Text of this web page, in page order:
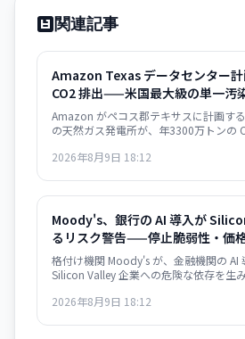
関連記事
Amazon Texas データセンター
CO2 排出——米国最大級の単一汚
Amazon がペコス郡テキサスに計画す
の天然ガス発電所が、年3300万トンの
急速拡大が環境目標と深刻に矛盾する局
2026年8月9日 18:12
Moody's、銀行の AI 導入が
るリスク警告——停止脆弱性・価
格付け機関 Moody's が、金融機関の AI
Silicon Valley 企業への危険な依存を生
形成されつつあり、金融システムのリス
2026年8月9日 18:12